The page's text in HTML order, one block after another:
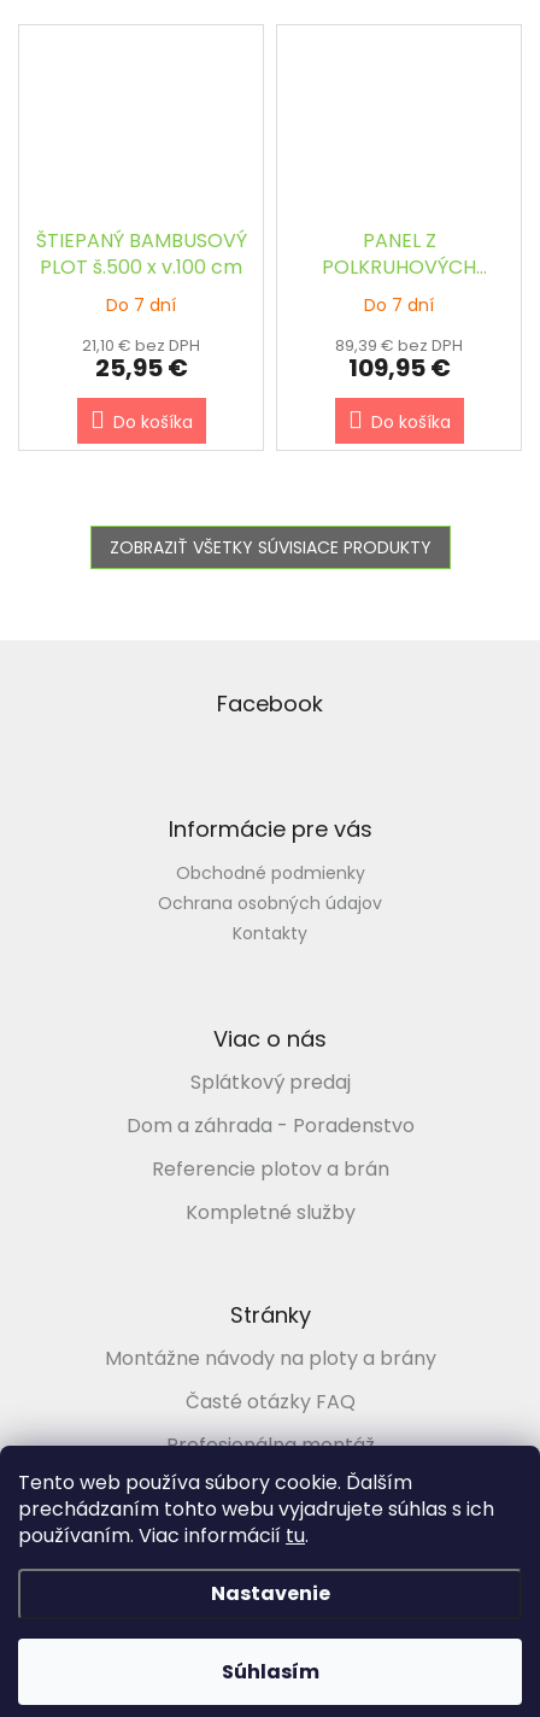
Tento web používa súbory cookie. Ďalším
prechádzaním tohto webu vyjadrujete súhlas s ich
používaním. Viac informácií tu.
Nastavenie
Súhlasím
ŠTIEPANÝ BAMBUSOVÝ
PLOT š.500 x v.100 cm
Do 7 dní
21,10 € bez DPH
25,95 €
Do košíka
PANEL Z
POLKRUHOVÝCH
BAMBUSOVÝCH TYČÍ
TMAVOHNEDÝ š.90 x
v.240 cm
Do 7 dní
89,39 € bez DPH
109,95 €
Do košíka
ZOBRAZIŤ VŠETKY SÚVISIACE PRODUKTY
Facebook
Informácie pre vás
Obchodné podmienky
Ochrana osobných údajov
Kontakty
Viac o nás
Splátkový predaj
Dom a záhrada - Poradenstvo
Referencie plotov a brán
Kompletné služby
Stránky
Montážne návody na ploty a brány
Časté otázky FAQ
Profesionálna montáž
Poradenstvo zadarmo
Vytvoril Shoptet &
PLOTMARKET.sk, Ploty a brány pre každého
Všetky práva vyhradené.